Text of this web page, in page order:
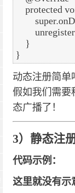
动态注册简单
假如我们需要
态广播了！
3）静态注
代码示例：
这里就没有示